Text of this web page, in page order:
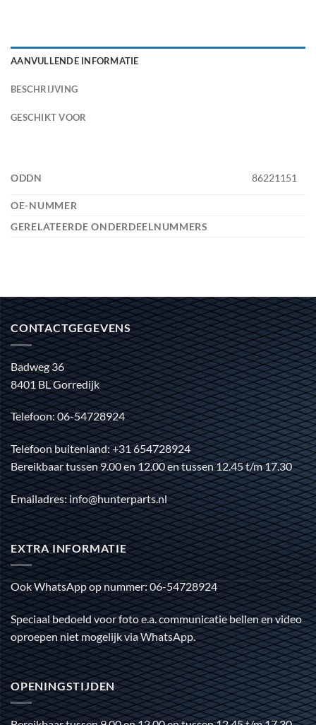
AANVULLENDE INFORMATIE
BESCHRIJVING
GESCHIKT VOOR
ODDN 86221151
OE-NUMMER
GERELATEERDE ONDERDEELNUMMERS
CONTACTGEGEVENS
Badweg 36
8401 BL Gorredijk
Telefoon: 06-54728924
Telefoon buitenland: +31 654728924
Bereikbaar tussen 9.00 en 12.00 en tussen 12.45 t/m 17.30
Emailadres: info@hunterparts.nl
EXTRA INFORMATIE
Ook WhatsApp op nummer: 06-54728924
Speciaal bedoeld voor foto e.a. communicatie bellen en video
oproepen niet mogelijk via WhatsApp.
OPENINGSTIJDEN